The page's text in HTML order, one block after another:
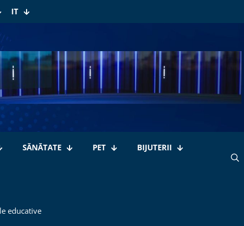
IT
SĂNĂTATE PET
BIJUTERII
educative